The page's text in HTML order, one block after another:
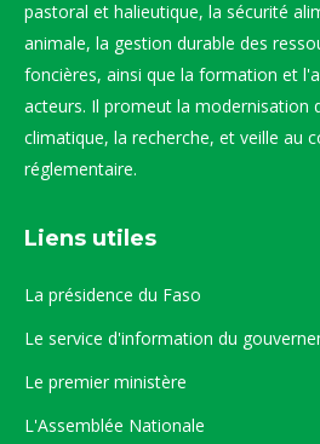
pastoral et halieutique, la sécurité
animale, la gestion durable des
foncières, ainsi que la formation et
acteurs. Il promeut la modernisation
climatique, la recherche, et veille au
réglementaire.
Liens utiles
La présidence du Faso
Le service d'information du
Le premier ministère
L'Assemblée Nationale